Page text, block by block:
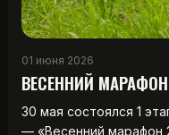
01 июня 2026
ВЕСЕННИЙ
30 мая состоялся 1
— «Весенний марафон